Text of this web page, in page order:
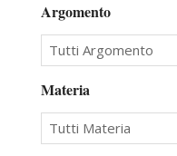
Argomento
Materia